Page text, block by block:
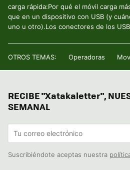
carga rápida:Por qué el móvil carga
que en un dispositivo con USB (y
uno u otro).Los conectores de los
OTROS TEMAS: Operadoras
RECIBE "Xatakaletter",
SEMANAL
Suscribiéndote aceptas nuestra